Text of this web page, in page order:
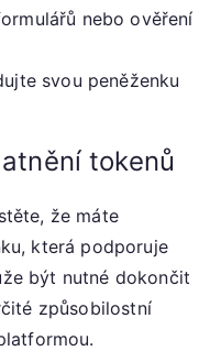
nebo ověření
svou peněženku
tokenů
že máte
která podporuje
být nutné dokončit
způsobilostní